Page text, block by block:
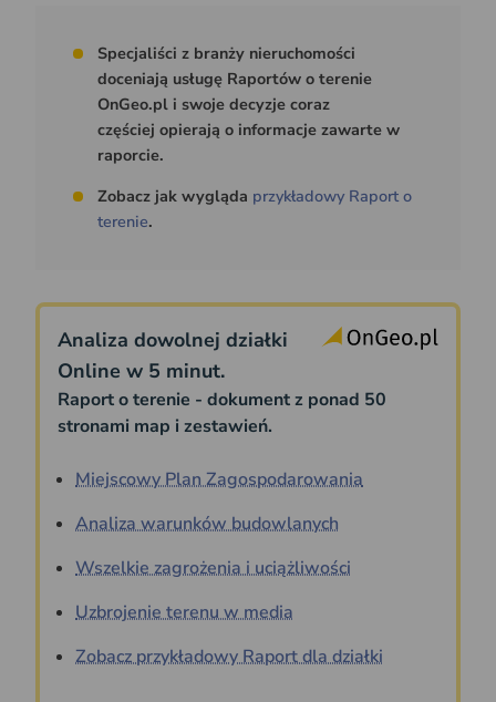
Specjaliści z branży nieruchomości
doceniają usługę Raportów o terenie
OnGeo.pl i swoje decyzje coraz
częściej opierają o informacje zawarte w
raporcie.
Zobacz jak wygląda przykładowy Raport o
terenie.
Analiza dowolnej działki
Online w 5 minut.
Raport o terenie - dokument z ponad 50
stronami map i zestawień.
Miejscowy Plan Zagospodarowania
Analiza warunków budowlanych
Wszelkie zagrożenia i uciążliwości
Uzbrojenie terenu w media
Zobacz przykładowy Raport dla działki